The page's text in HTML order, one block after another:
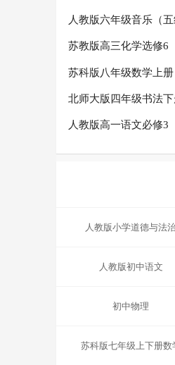
人教版六年级音乐（
苏教版高三化学选修6
苏科版八年级数学上册
北师大版四年级书法
人教版高一语文必修3
人教版小学道德与法
人教版初中语文
初中物理
苏科版七年级上下册数